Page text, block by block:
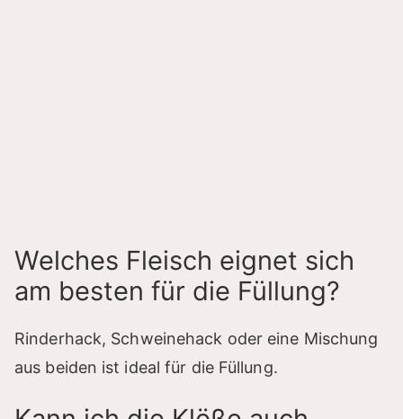
Welches Fleisch eignet sich
am besten für die Füllung?
Rinderhack, Schweinehack oder eine Mischung
aus beiden ist ideal für die Füllung.